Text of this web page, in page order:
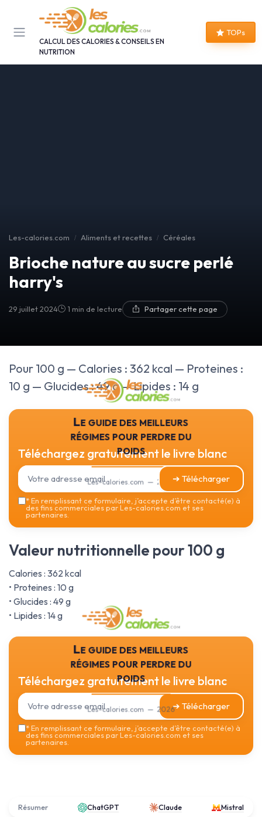
CALCUL DES CALORIES & CONSEILS EN
NUTRITION
TOPs
Les-calories.com Aliments et recettes Céréales
Brioche nature au sucre perlé
harry's
29 juillet 2024 1 min de lecture Partager cette page
Pour 100 g — Calories : 362 kcal — Proteines :
10 g — Glucides : 49 g — Lipides : 14 g
Le guide des meilleurs
régimes pour perdre du
poids
Les-calories.com — 2026
Téléchargez gratuitement le livre blanc
➔ Télécharger
*En remplissant ce formulaire, j’accepte d’être contacté(e) à
des fins commerciales par Les-calories.com et ses
partenaires.
Valeur nutritionnelle pour 100 g
Calories : 362 kcal
• Proteines : 10 g
• Glucides : 49 g
• Lipides : 14 g
Le guide des meilleurs
régimes pour perdre du
poids
Les-calories.com — 2026
Téléchargez gratuitement le livre blanc
➔ Télécharger
*En remplissant ce formulaire, j’accepte d’être contacté(e) à
des fins commerciales par Les-calories.com et ses
partenaires.
Résumer ChatGPT Claude Mistral
Panneau de gestion des cookies